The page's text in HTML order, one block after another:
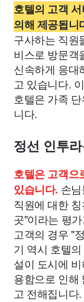
호텔의 고객
의해 제공됩니
구사하는 직원
비스로 방문객
신속하게 응대
고 있습니다.
호텔은 가족
니다.
정선 인투
호텔은 고객으
있습니다. 손
직원에 대한
곳"이라는 평
고객의 경우 "
기 역시 호텔
설이 도시에
용함으로 인해
고 전해집니다.